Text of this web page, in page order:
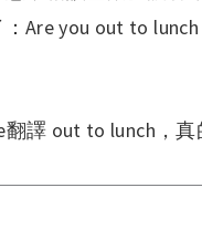
Are you out to
譯 out to lunch，